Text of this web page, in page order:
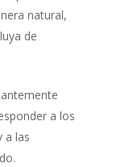
natural,
de
a los
a las